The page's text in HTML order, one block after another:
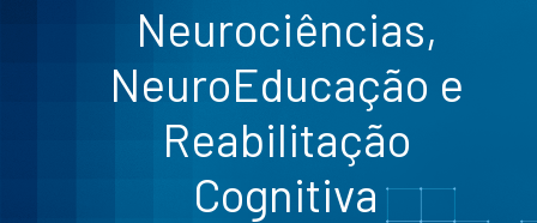
Neurociências,
NeuroEducação e
Reabilitação
Cognitiva